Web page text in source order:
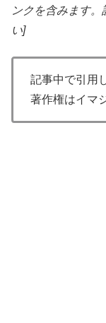
ンクを含みます。
い]
記事中で引用
著作権はイマ